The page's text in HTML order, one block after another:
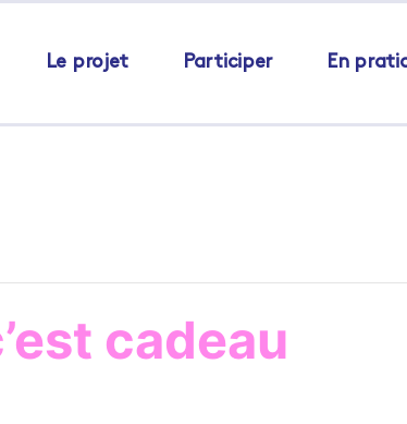
Le projet Participer En
cadeau